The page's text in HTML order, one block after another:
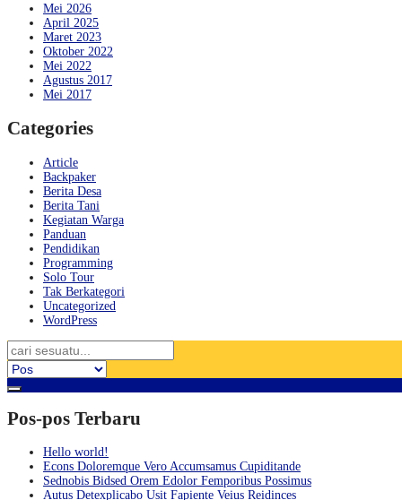
Mei 2026
April 2025
Maret 2023
Oktober 2022
Mei 2022
Agustus 2017
Mei 2017
Categories
Article
Backpaker
Berita Desa
Berita Tani
Kegiatan Warga
Panduan
Pendidikan
Programming
Solo Tour
Tak Berkategori
Uncategorized
WordPress
Pos-pos Terbaru
Hello world!
Econs Doloremque Vero Accumsamus Cupiditande
Sednobis Bidsed Orem Edolor Femporibus Possimus
Autus Detexplicabo Usit Fapiente Veius Reidinces